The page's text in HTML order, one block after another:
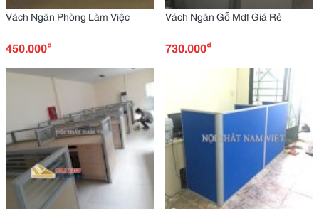
Vách Ngăn Phòng Làm Việc
450.000₫
Vách Ngăn Gỗ Mdf Giá Rẻ
730.000₫